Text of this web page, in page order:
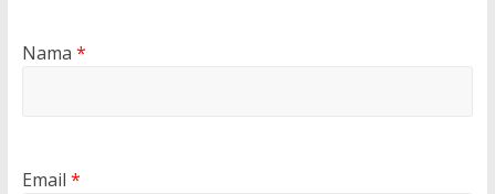
Nama *
Email *